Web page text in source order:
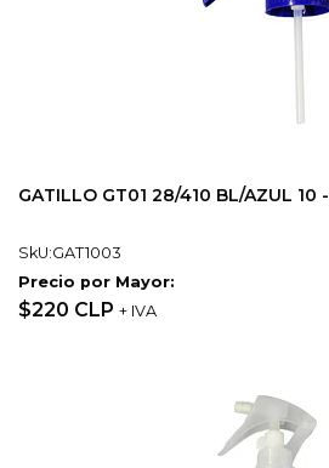
GATILLO GT01 28/410 BL/AZUL 10 -
SkU:GAT1003
Precio por Mayor:
$220 CLP + IVA